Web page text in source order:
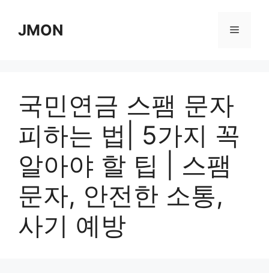
contentJMON Menu
국민연금 스팸 문자
피하는 법| 5가지 꼭
알아야 할 팁 | 스팸
문자, 안전한 소통,
사기 예방